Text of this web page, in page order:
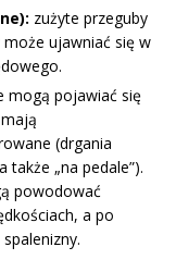
zużyte przeguby
ujawniać się w
mogą pojawiać się
(drgania
„na pedale”).
powodować
a po